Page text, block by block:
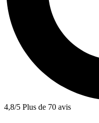
4,8/5 Plus de 70 avis